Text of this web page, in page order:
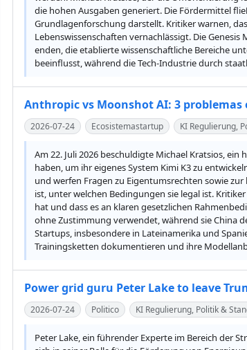
die hohen Ausgaben generiert. Die Fördermittel
Grundlagenforschung darstellt. Kritiker warnen,
Lebenswissenschaften vernachlässigt. Die
enden, die etablierte wissenschaftliche Bereiche
beeinflusst, während die Tech-Industrie durch
Anthropic vs Moonshot AI: 3 problemas
2026-07-24 Ecosistemastartup KI Regulierung,
Am 22. Juli 2026 beschuldigte Michael Kratsios,
haben, um ihr eigenes System Kimi K3 zu
und werfen Fragen zu Eigentumsrechten sowie
ist, unter welchen Bedingungen sie legal ist.
hat und dass es an klaren gesetzlichen
ohne Zustimmung verwendet, während sie China
Startups, insbesondere in Lateinamerika und
Trainingsketten dokumentieren und ihre
Power grid guru Peter Lake to leave
2026-07-24 Politico KI Regulierung, Politik &
Peter Lake, ein führender Experte im Bereich der